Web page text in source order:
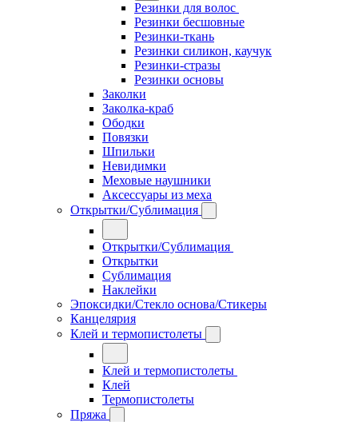
Резинки для волос
Резинки бесшовные
Резинки-ткань
Резинки силикон, каучук
Резинки-стразы
Резинки основы
Заколки
Заколка-краб
Ободки
Повязки
Шпильки
Невидимки
Меховые наушники
Аксессуары из меха
Открытки/Сублимация
Открытки/Сублимация
Открытки
Сублимация
Наклейки
Эпоксидки/Стекло основа/Стикеры
Канцелярия
Клей и термопистолеты
Клей и термопистолеты
Клей
Термопистолеты
Пряжа